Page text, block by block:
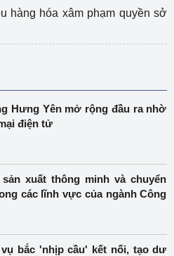
hàng hóa xâm phạm quyền sở
Hưng Yên mở rộng đầu ra nhờ
điện tử
xuất thông minh và chuyển
các lĩnh vực của ngành Công
bắc 'nhịp cầu' kết nối, tạo dư